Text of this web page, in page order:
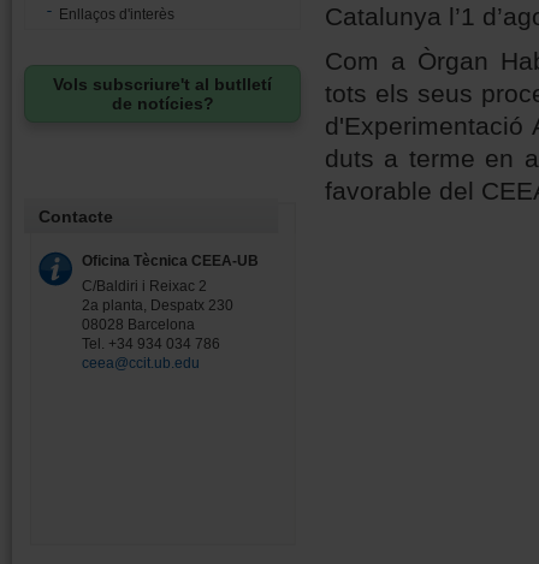
Enllaços d'interès
Vols subscriure't al butlletí
de notícies?
Contacte
Oficina Tècnica CEEA-UB
C/Baldiri i Reixac 2
2a planta, Despatx 230
08028 Barcelona
Tel. +34 934 034 786
ceea@ccit.ub.edu
Catalunya l’1
Com a Òrgan
tots els seus
duts a terme en
favorable del